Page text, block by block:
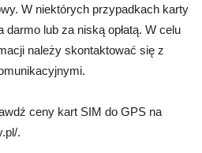
W niektórych przypadkach karty
lub za niską opłatą. W celu
należy skontaktować się z
ceny kart SIM do GPS na
.